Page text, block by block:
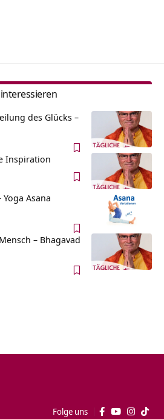
des Glücks –
Inspiration
Asana
– Bhagavad
Folge uns